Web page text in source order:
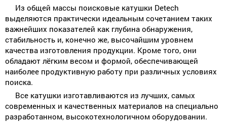
Из общей массы поисковые катушки Detech
выделяются практически идеальным сочетанием таких
важнейших показателей как глубина обнаружения,
стабильность и, конечно же, высочайшим уровнем
качества изготовления продукции. Кроме того, они
обладают лёгким весом и формой, обеспечивающей
наиболее продуктивную работу при различных условиях
поиска.
Все катушки изготавливаются из лучших, самых
современных и качественных материалов на специально
разработанном, высокотехнологичном оборудовании.